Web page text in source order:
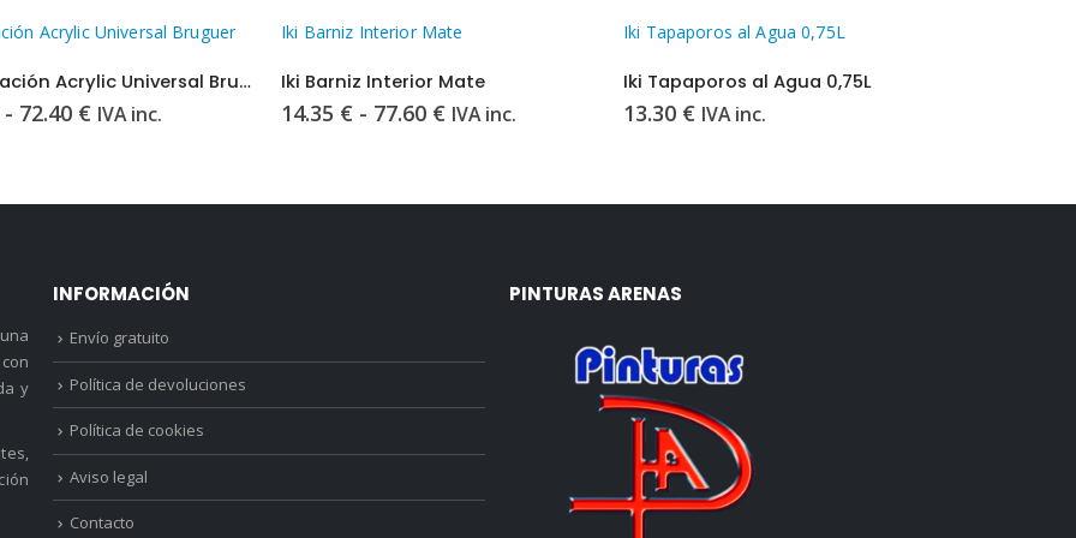
Acrylic Universal Bruguer
Preparación Acrylic Universal Bruguer
- 72.40 €Rango
8.85 €
IVA inc.
Iki Barniz Interior Mate
Iki Barniz Interior Mate
14.35 € - 77.60 €Rango
14.35 €
IVA inc.
Iki Tapaporos al Agua 0,75L
Iki Tapaporos al Agua 0,75L
13.30 € IVA inc.
y
INFORMACIÓN
Envío gratuito
Política de devoluciones
Política de cookies
Aviso legal
Contacto
PINTURAS ARENAS